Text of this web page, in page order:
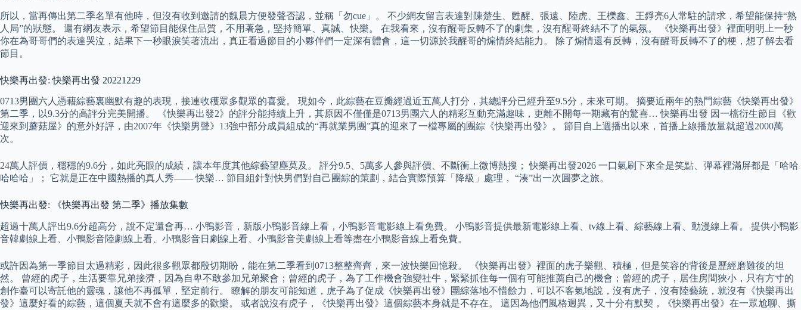
所以，當再傳出第二季名單有他時，但沒有收到邀請的魏晨方便發聲否認，並稱「勿cue」。 不少網友留言表達對陳楚生、甦醒、張遠、陸虎、王櫟鑫、王錚亮6人常駐的請求，希望能保持“熟
人局”的狀態。 還有網友表示，希望節目能保住品質，不用著急，堅持簡單、真誠、快樂。 在我看來，沒有醒哥反轉不了的劇集，沒有醒哥終結不了的氣氛。 《快樂再出發》裡面明明上一秒
你在為哥哥們的表達哭泣，結果下一秒眼淚笑著流出，真正看過節目的小夥伴們一定深有體會，這一切源於我醒哥的煽情終結能力。 除了煽情還有反轉，沒有醒哥反轉不了的梗，想了解去看
節目。
快樂再出發: 快樂再出發 20221229
0713男團六人憑藉綜藝裏幽默有趣的表現，接連收穫眾多觀眾的喜愛。 現如今，此綜藝在豆瓣經過近五萬人打分，其總評分已經升至9.5分，未來可期。 摘要近兩年的熱門綜藝《快樂再出發》
第二季，以9.3分的高評分完美開播。 《快樂再出發2》的評分能持續上升，其原因不僅僅是0713男團六人的精彩互動充滿趣味，更離不開每一期藏有的驚喜… 快樂再出發 因一檔衍生節目《歡
迎來到蘑菇屋》的意外好評，由2007年《快樂男聲》13強中部分成員組成的“再就業男團”真的迎來了一檔專屬的團綜《快樂再出發》。 節目自上週播出以來，首播上線播放量就超過2000萬
次。
24萬人評價，穩穩的9.6分，如此亮眼的成績，讓本年度其他綜藝望塵莫及。 評分9.5、5萬多人參與評價、不斷衝上微博熱搜； 快樂再出發2026 一口氣刷下來全是笑點、彈幕裡滿屏都是「哈哈
哈哈哈」； 它就是正在中國熱播的真人秀—— 快樂… 節目組針對快男們對自己團綜的策劃，結合實際預算「降級」處理， “湊”出一次圓夢之旅。
快樂再出發: 《快樂再出發 第二季》播放集數
超過十萬人評出9.6分超高分，說不定還會再… 小鴨影音，新版小鴨影音線上看，小鴨影音電影線上看免費。 小鴨影音提供最新電影線上看、tv線上看、綜藝線上看、動漫線上看。 提供小鴨影
音韓劇線上看、小鴨影音陸劇線上看、小鴨影音日劇線上看、小鴨影音美劇線上看等盡在小鴨影音線上看免費。
或許因為第一季節目太過精彩，因此很多觀眾都殷切期盼，能在第二季看到0713整整齊齊，來一波快樂回憶殺。 《快樂再出發》裡面的虎子樂觀、積極，但是笑容的背後是歷經磨難後的坦
然。 曾經的虎子，生活要靠兄弟接濟，因為自卑不敢參加兄弟聚會；曾經的虎子，為了工作機會強變社牛，緊緊抓住每一個有可能推薦自己的機會；曾經的虎子，居住房間狹小，只有方寸的
創作臺可以寄託他的靈魂，讓他不再孤單，堅定前行。 瞭解的朋友可能知道，虎子為了促成《快樂再出發》團綜落地不惜餘力，可以不客氣地說，沒有虎子，沒有陸藝統，就沒有《快樂再出
發》這麼好看的綜藝，這個夏天就不會有這麼多的歡樂。 或者說沒有虎子，《快樂再出發》這個綜藝本身就是不存在。 這因為他們風格迥異，又十分有默契，《快樂再出發》在一眾尬聊、撕